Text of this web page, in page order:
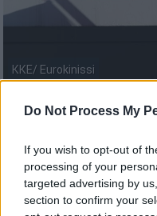
Do Not Process My
If you wish to opt-out of
processing of your
targeted advertising by
section to confirm your
ΚΚΕ/ Eurokinissi
«Είναι πολύ
εντοπίζει το
δημοσιογράφους